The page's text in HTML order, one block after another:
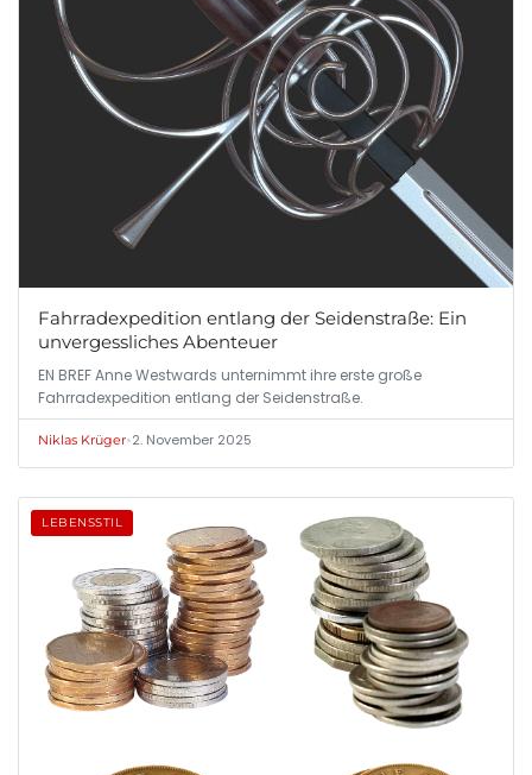
Fahrradexpedition entlang der Seidenstraße: Ein
unvergessliches Abenteuer
EN BREF Anne Westwards unternimmt ihre erste große
Fahrradexpedition entlang der Seidenstraße.
Niklas Krüger•2. November 2025
LEBENSSTIL